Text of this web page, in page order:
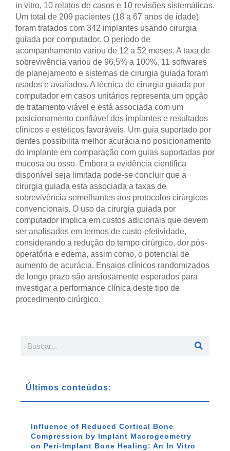
in vitro, 10 relatos de casos e 10 revisões sistemáticas.
Um total de 209 pacientes (18 a 67 anos de idade)
foram tratados com 342 implantes usando cirurgia
guiada por computador. O período de
acompanhamento variou de 12 a 52 meses. A taxa de
sobrevivência variou de 96,5% a 100%. 11 softwares
de planejamento e sistemas de cirurgia guiada foram
usados e avaliados. A técnica de cirurgia guiada por
computador em casos unitários representa um opção
de tratamento viável e está associada com um
posicionamento confiável dos implantes e resultados
clínicos e estéticos favoráveis. Um guia suportado por
dentes possibilita melhor acurácia no posicionamento
do implante em comparação com guias suportadas por
mucosa ou osso. Embora a evidência científica
disponível seja limitada pode-se concluir que a
cirurgia guiada esta associada a taxas de
sobrevivência semelhantes aos protocolos cirúrgicos
convencionais. O uso da cirurgia guiada por
computador implica em custos adicionais que devem
ser analisados em termos de custo-efetividade,
considerando a redução do tempo cirúrgico, dor pós-
operatória e edema, assim como, o potencial de
aumento de acurácia. Ensaios clínicos randomizados
de longo prazo são ansiosamente esperados para
investigar a performance clínica deste tipo de
procedimento cirúrgico.
Últimos conteúdos:
Influence of Reduced Cortical Bone
Compression by Implant Macrogeometry
on Peri-Implant Bone Healing: An In Vitro